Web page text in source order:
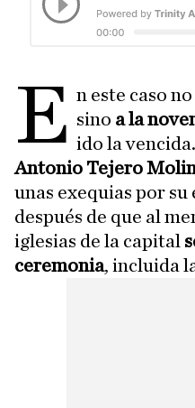
E n este caso
sino a la
ido la
Antonio Tejero
unas exequias por su
después de que al
iglesias de la capital
ceremonia, incluida